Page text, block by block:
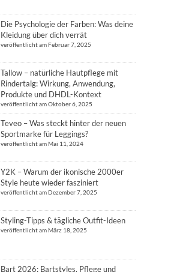
Die Psychologie der Farben: Was deine
Kleidung über dich verrät
veröffentlicht am Februar 7, 2025
Tallow – natürliche Hautpflege mit
Rindertalg: Wirkung, Anwendung,
Produkte und DHDL-Kontext
veröffentlicht am Oktober 6, 2025
Teveo – Was steckt hinter der neuen
Sportmarke für Leggings?
veröffentlicht am Mai 11, 2024
Y2K – Warum der ikonische 2000er
Style heute wieder fasziniert
veröffentlicht am Dezember 7, 2025
Styling-Tipps & tägliche Outfit-Ideen
veröffentlicht am März 18, 2025
Bart 2026: Bartstyles, Pflege und